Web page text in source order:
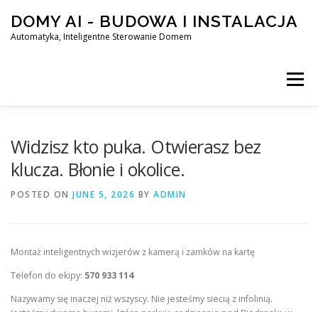
content
DOMY AI - BUDOWA I INSTALACJA
Automatyka, Inteligentne Sterowanie Domem
Menu
Widzisz kto puka. Otwierasz bez
klucza. Błonie i okolice.
POSTED ON JUNE 5, 2026 BY ADMIN
Montaż inteligentnych wizjerów z kamerą i zamków na kartę
Telefon do ekipy: 570 933 114
Nazywamy się inaczej niż wszyscy. Nie jesteśmy siecią z infolinią.